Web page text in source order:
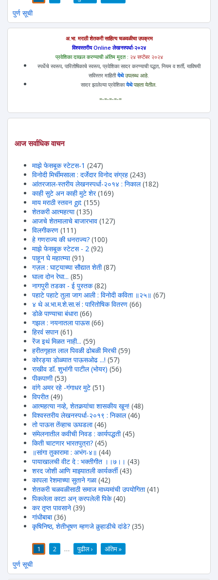
पुर्ण सूची
अ.भा. मराठी शेतकरी साहित्य चळवळीचा उपक्रम
विश्वस्तरीय Online लेखनस्पर्धा-२०२४
प्रवेशिका दाखल करण्याची अंतिम मुदत : २४ सप्टेंबर २०२४
स्पर्धेचे स्वरूप, पारितोषिकाचे स्वरूप, प्रवेशिका सादर करण्याची पद्धत, नियम व शर्ती, याविषयी
सविस्तर माहितीयेथेउपलब्ध आहे.
सादर झालेल्या प्रवेशिकायेथेपाहता येतील.
=-=-=-=-=
आज सर्वाधिक वाचन
माझे फेसबूक स्टेटस-1 (247)
विनोदी मिर्चीमसाला : दर्जेदार विनोद संग्रह (243)
आंतरजाल-स्तरीय लेखनस्पर्धा-२०१४ : निकाल (182)
काही सुटे अन काही मुटे शेर (169)
माय मराठी स्तवन git (155)
शेतकरी आत्महत्या (135)
आजचे शेतमालाचे बाजारभाव (127)
विलगीकरण (111)
हे गणराज्य की धनराज्य? (100)
माझे फेसबूक स्टेटस - 2 (92)
पाहून घे महात्म्या (91)
गज़ल : घाट्याच्या सौद्यात शेती (87)
घाला दोन रेघा... (85)
नागपुरी तडका - ई पुस्तक (82)
पहाटे पहाटे तुला जाग आली : विनोदी कविता ॥२५॥ (67)
४ थे अ.भा.म.शे.सा.सं : पारितोषिक वितरण (66)
डोळे पाण्याचा बंधारा (66)
गझल : नयनातला पाऊस (66)
हिरवंं सपान (61)
रेंज इथं मिळत नाही... (59)
हरीतगृहात लाल पिवळी ढोबळी मिरची (59)
कोरड्या डोळ्यात पाऊसओढ ...! (57)
राखीव डॉ. शुभांगी पाटील (भोयर) (56)
पीकपाणी (53)
वांगे अमर रहे -गंगाधर मुटे (51)
विपरीत (49)
आत्महत्या नव्हे, शेतकर्‍यांचा शासकीय खून! (48)
विश्वस्तरीय लेखनस्पर्धा-२०१९ : निकाल (46)
तो पाऊस तेंव्हाच ऊघडला (46)
संमेलनातील कवीची निवड : कार्यपद्धती (45)
किती चाटणार भारतपुत्रा? (45)
॥सांगा तुकारामा : अभंग-४॥ (44)
पायाखालची वीट दे : भक्तीगीत ।।७।। (43)
शरद जोशी आणि माझ्यातली कार्यकर्ती (43)
कापला रेशमाच्या सुताने गळा (42)
शेतकरी चळवळीसाठी समाज माध्यमांची उपयोगिता (41)
पिकलेला काटा अन् करपलेली पिके (40)
कर तृप्त पावसाने (39)
गांधीबाबा (36)
कृषिनिष्ठ, शेतीभूषण म्हणजे कुर्‍हाडीचे दांडे? (35)
1 2 … पुढील › अंतिम »
पुर्ण सूची